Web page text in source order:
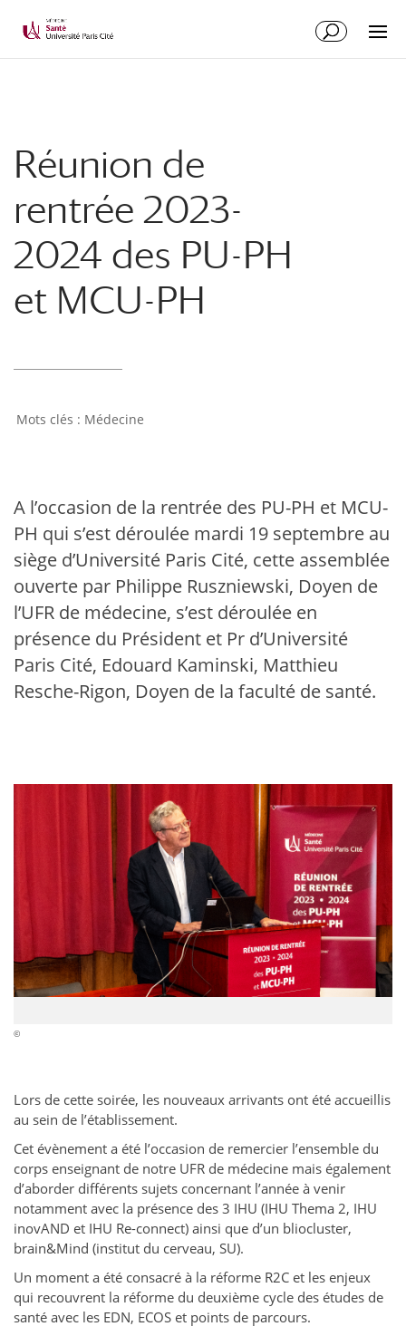
Réunion de
rentrée 2023-
2024 des PU-PH
et MCU-PH
Médecine
A l’occasion de la rentrée des PU-PH et MCU-
PH qui s’est déroulée mardi 19 septembre au
siège d’Université Paris Cité, cette assemblée
ouverte par Philippe Ruszniewski, Doyen de
l’UFR de médecine, s’est déroulée en
présence du Président et Pr d’Université
Paris Cité, Edouard Kaminski, Matthieu
Resche-Rigon, Doyen de la faculté de santé.
©
Lors de cette soirée, les nouveaux arrivants ont été accueillis
au sein de l’établissement.
Cet évènement a été l’occasion de remercier l’ensemble du
corps enseignant de notre UFR de médecine mais également
d’aborder différents sujets concernant l’année à venir
notamment avec la présence des 3 IHU (IHU Thema 2, IHU
inovAND et IHU Re-connect) ainsi que d’un bliocluster,
brain&Mind (institut du cerveau, SU).
Un moment a été consacré à la réforme R2C et les enjeux
qui recouvrent la réforme du deuxième cycle des études de
santé avec les EDN, ECOS et points de parcours.